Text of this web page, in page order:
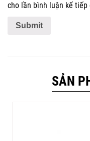
cho lần bình luận kế tiếp
SẢN